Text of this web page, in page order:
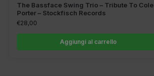
The Bassface Swing Trio – Tribute To Cole
Porter – Stockfisch Records
€28,00
Aggiungi al carrello